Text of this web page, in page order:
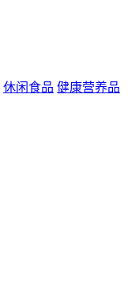
休闲食品 健康营养品